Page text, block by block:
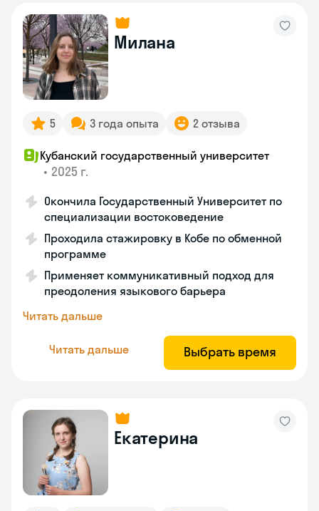
Милана
5 3 года опыта 2 отзыва
Кубанский государственный университет
• 2025 г.
Окончила Государственный Университет по
специализации востоковедение
Проходила стажировку в Кобе по обменной
программе
Применяет коммуникативный подход для
преодоления языкового барьера
Читать дальше
Читать дальше Выбрать время
Екатерина